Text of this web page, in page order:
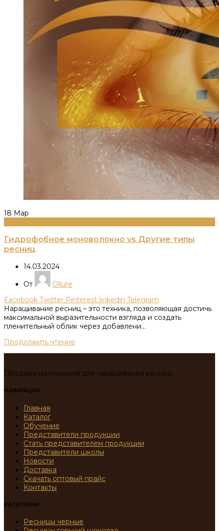
18 Мар
Гидрофобное моноволокно vs Другие типы
ресниц
14.03.2024
От
Ollure
Facebook Twitter Pinterest linkedin Telegram
Наращивание ресниц – это техника, позволяющая достичь
максимальной выразительности взгляда и создать
пленительный облик через добавлени...
Продолжить чтение
Продажа материалов для наращивания ресниц
НАВИГАЦИЯ
Главная
Каталог
Обучение
Представители продукции
Стать представителем продукции
Представители школы
Новости
Доставка
Скачать оптовый прайс
Контакты
КАТЕГОРИИ
Ресницы черные